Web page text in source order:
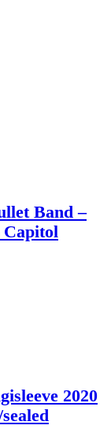
Band –
Capitol
2020